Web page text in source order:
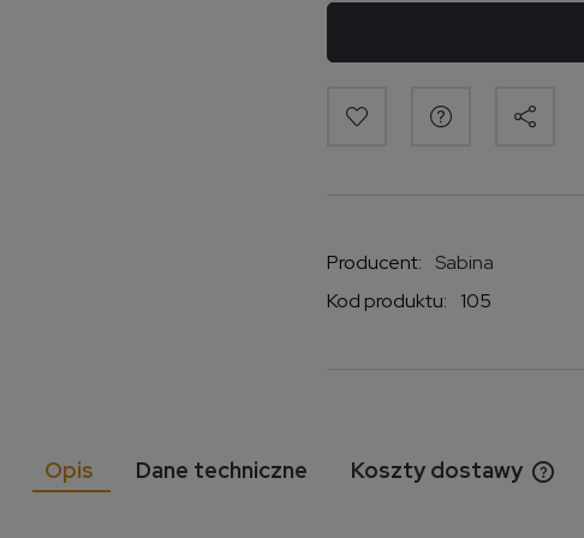
Producent:
Sabina
Kod produktu:
105
Opis Dane techniczne Koszty dostawy